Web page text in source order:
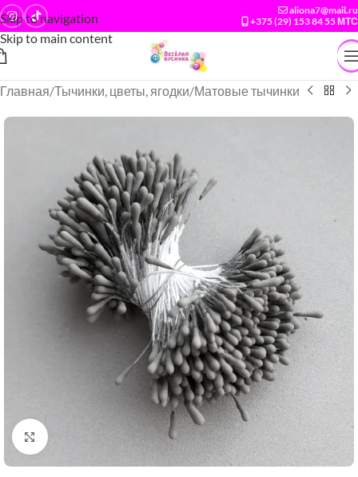
Skip to navigation
Skip to main content
aliona7@mail.ru
+375 (29) 153 84 55 МТС
Главная/Тычинки, цветы, ягодки/Матовые тычинки
Нажмите, чтобы увеличить